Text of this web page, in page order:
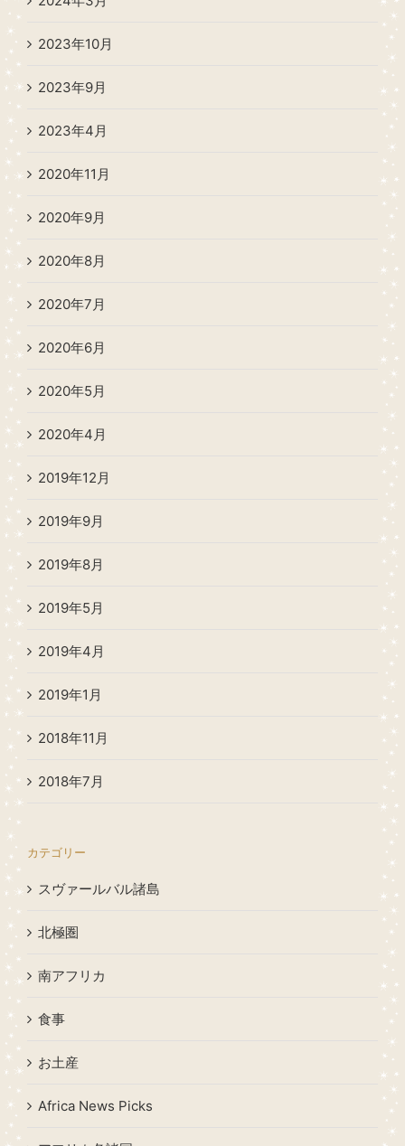
2023年10月
2023年9月
2023年4月
2020年11月
2020年9月
2020年8月
2020年7月
2020年6月
2020年5月
2020年4月
2019年12月
2019年9月
2019年8月
2019年5月
2019年4月
2019年1月
2018年11月
2018年7月
カテゴリー
スヴァールバル諸島
北極圏
南アフリカ
食事
お土産
Africa News Picks